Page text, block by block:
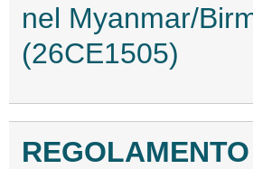
nel Myanmar/
(26CE1505)